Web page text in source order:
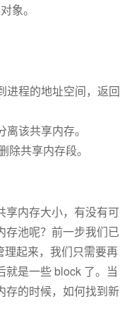
象。
进程的地址空间，返回
该共享内存。
除共享内存段。
享内存大小，有没有可
存池呢？前一步我们已
起来，我们只需要再
就是一些 block 了。当
存的时候，如何找到新